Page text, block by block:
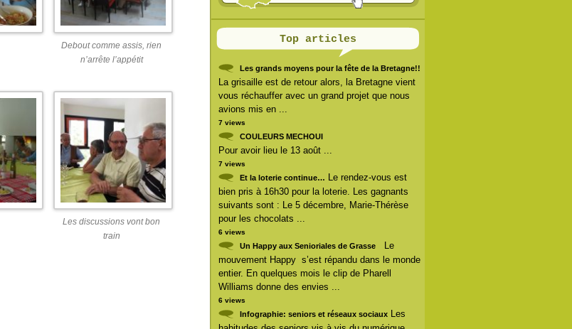
Debout comme assis, rien
n’arrête l’appétit
Les discussions vont bon
train
Top articles
Les grands moyens pour la fête de la Bretagne!!
La grisaille est de retour alors, la Bretagne vient
vous réchauffer avec un grand projet que nous
avions mis en ...
7 views
COULEURS MECHOUI
Pour avoir lieu le 13 août ...
7 views
Et la loterie continue… Le rendez-vous est
bien pris à 16h30 pour la loterie. Les gagnants
suivants sont : Le 5 décembre, Marie-Thérèse
pour les chocolats ...
6 views
Un Happy aux Senioriales de Grasse
Le
mouvement Happy s’est répandu dans le monde
entier. En quelques mois le clip de Pharell
Williams donne des envies ...
6 views
Infographie: seniors et réseaux sociaux Les